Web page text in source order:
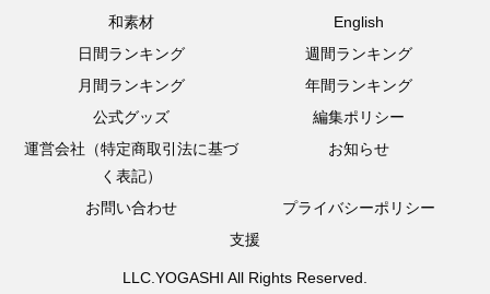
和素材
English
日間ランキング
週間ランキング
月間ランキング
年間ランキング
公式グッズ
編集ポリシー
運営会社（特定商取引法に基づ
く表記）
お知らせ
お問い合わせ
プライバシーポリシー
支援
LLC.YOGASHI All Rights Reserved.